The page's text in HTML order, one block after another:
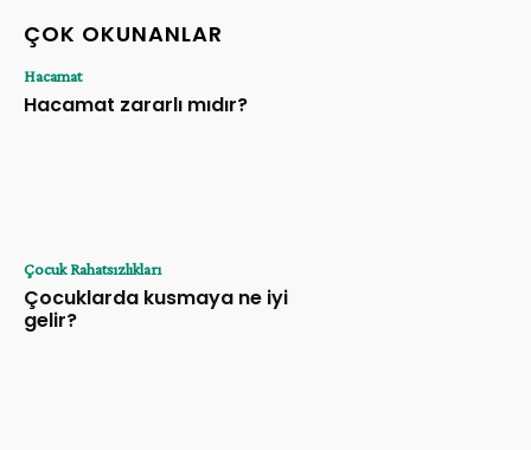
ÇOK OKUNANLAR
Hacamat
Hacamat zararlı mıdır?
Çocuk Rahatsızlıkları
Çocuklarda kusmaya ne iyi
gelir?